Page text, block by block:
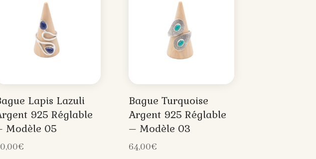
Lapis Lazuli
925 Réglable
Modèle 05
€
Bague Turquoise
Argent 925 Réglable
– Modèle 03
64,00€